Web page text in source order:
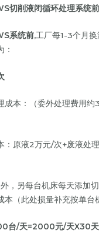
切削液闭循环处理系统
系统前,工厂每1-3个月
：
成本：（委外处理费用
：原液2万元/次+废液处
，另每台机床每天添加
本（此处损量补充按单台
台/天=2000元/天X30